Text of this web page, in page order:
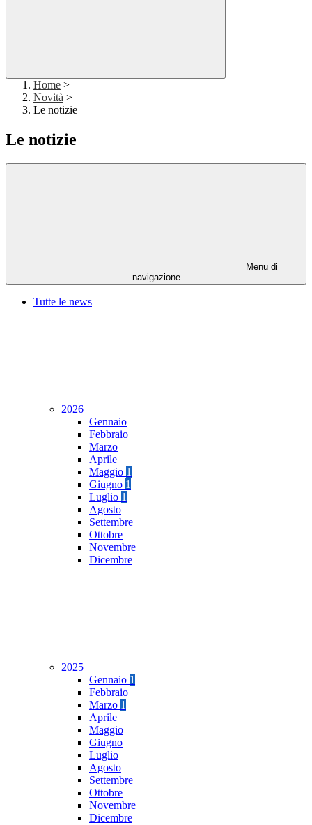
Home >
Novità >
Le notizie
Le notizie
Menu di
navigazione
Tutte le news
2026
Gennaio
Febbraio
Marzo
Aprile
Maggio 1
Giugno 1
Luglio 1
Agosto
Settembre
Ottobre
Novembre
Dicembre
2025
Gennaio 1
Febbraio
Marzo 1
Aprile
Maggio
Giugno
Luglio
Agosto
Settembre
Ottobre
Novembre
Dicembre